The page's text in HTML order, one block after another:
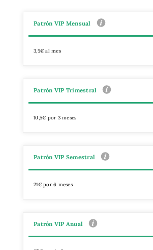
Patrón VIP Mensual
3,5€ al mes
Patrón VIP Trimestral
10,5€ por 3 meses
Patrón VIP Semestral
21€ por 6 meses
Patrón VIP Anual